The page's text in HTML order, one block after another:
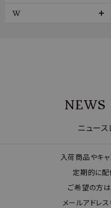
W
NEWS
ニュー
入荷商品やキ
定期的に配
ご希望の方
メールアドレ